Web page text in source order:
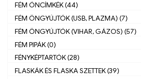
FÉM ÓNCÍMKÉK (44)
FÉM ÖNGYÚJTÓK (USB, PLAZMA) (7)
FÉM ÖNGYÚJTÓK (VIHAR, GÁZOS) (57)
FÉM PIPÁK (0)
FÉNYKÉPTARTÓK (28)
FLASKÁK ÉS FLASKA SZETTEK (39)